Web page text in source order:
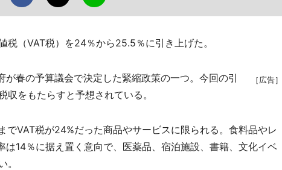
（VAT税）を24％から25.5％に引き上げた。
［広告］
春の予算議会で決定した緊縮政策の一つ。今回の引
をもたらすと予想されている。
VAT税が24%だった商品やサービスに限られる。食料品やレ
は14％に据え置く意向で、医薬品、宿泊施設、書籍、文化イベ